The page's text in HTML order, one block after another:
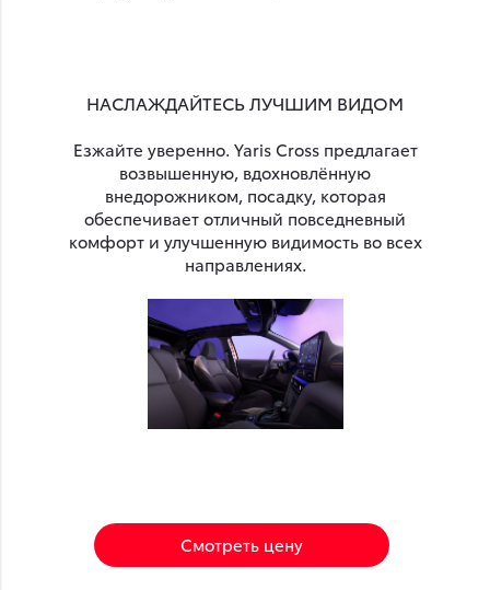
НАСЛАЖДАЙТЕСЬ ЛУЧШИМ ВИДОМ
Езжайте уверенно. Yaris Cross предлагает
возвышенную, вдохновлённую
внедорожником, посадку, которая
обеспечивает отличный повседневный
комфорт и улучшенную видимость во всех
направлениях.
Смотреть цену